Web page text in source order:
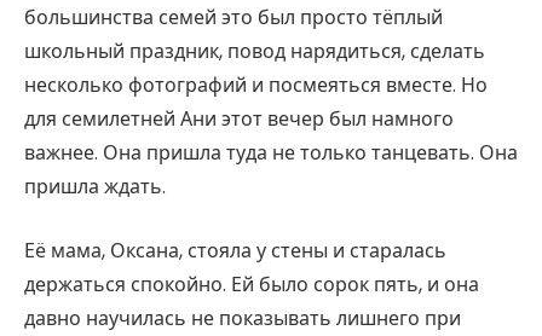
большинства семей это был просто тёплый
школьный праздник, повод нарядиться, сделать
несколько фотографий и посмеяться вместе. Но
для семилетней Ани этот вечер был намного
важнее. Она пришла туда не только танцевать. Она
пришла ждать.
Её мама, Оксана, стояла у стены и старалась
держаться спокойно. Ей было сорок пять, и она
давно научилась не показывать лишнего при